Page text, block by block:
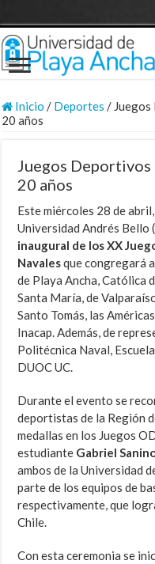
Inicio / Deportes /
20 años
Juegos
20 años
Este miércoles 28 de
Universidad Andrés Bello
inaugural de los XX
Navalesque congregará
de Playa Ancha, Católica
Santa María, de
Santo Tomás, las
Inacap. Además, de
Politécnica Naval,
DUOC UC.
Durante el evento se
deportistas de la Región
medallas en los Juegos
estudiante Gabriel
ambos de la Universidad
parte de los equipos de
respectivamente, que
Chile.
Con esta ceremonia se